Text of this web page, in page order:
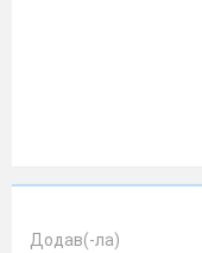
Додав(-ла)